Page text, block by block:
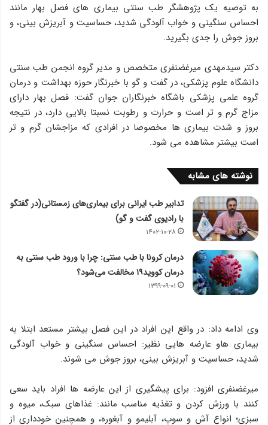
به توصیه یک پژوهشگر طب سنتی بیماری های فصل بهار مانند
احساس سنگینی و خواب آلودگی شدید، حساسیت و آبریزش بینی، و
بروز جوش را جدی بگیرید.
دکتر سیدمهدی میرغضنفری متخصص و مدیر گروه انجمن طب سنتی
دانشگاه علوم پزشکی، در گفت و گو با خبرنگار حوزه بهداشت و درمان
گروه علمی پزشكی باشگاه خبرنگاران جوان گفت: فصل بهار دارای
مزاج گرم و تر است و حرارت و رطوبت نسبتا بالایی دارد، در نتیجه
بروز و شدت بیماری ها مخصوصا در افرادی که مزاجشان گرم و تر
است بیشتر مشاهده می شود.
نوشته های مشابه
تدابیر طب ایرانی برای بیماری‌های زمستانی(در گفتگو
با رادیوی گفت و گو)
۱۴۰۲-۱۰-۲۸
درمان کرونا با طب سنتی: چرا با ورود طب سنتی به
درمان کووید۱۹ مخالفت می‌شود؟
۱۳۹۹-۰۹-۰۱
وی ادامه داد: در واقع این افراد در این فصل بیشتر مستعد ابتلا به
بیماری هاو عارضه هایی نظیر: احساس سنگینی و خواب آلودگی
شدید، حساسیت و آبریزش بینی، بروز جوش می شوند.
میرغضنفری افزود: برای پیشگیری از این عارضه ها افراد باید سعی
کنند با ورزش کردن و تغذیه مناسب مانند: غذاهای سبک، میوه و
سبزی؛ انواع آش و سوپ، آبلیمو و آبغوره، و همچنین خودداری از